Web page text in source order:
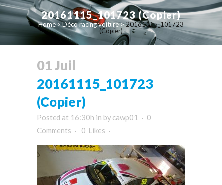
20161115_101723 (Copier)
Home>Déco racing voiture>20161115_101723
(Copier)
01 Juil
20161115_101723
(Copier)
Posted at 16:30h in by cawp01
0
Comments
0 Likes